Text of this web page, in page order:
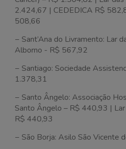
2.424,67 | CEDEDICA R$
508,66
− Sant’Ana do Livramento: Lar
Alborno - R$ 567,92
− Santiago: Sociedade
1.378,31
− Santo Ângelo: Associação
Santo Ângelo – R$ 440,93 | Lar
R$ 440,93
− São Borja: Asilo São Vicente